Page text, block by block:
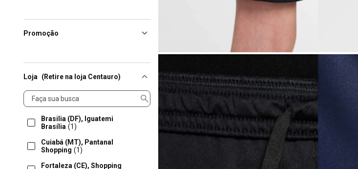
Promoção
Loja (Retire na loja Centauro)
Loja
Brasilia (DF), Iguatemi
Brasília (1)
Cuiabá (MT), Pantanal
Shopping (1)
Fortaleza (CE), Shopping